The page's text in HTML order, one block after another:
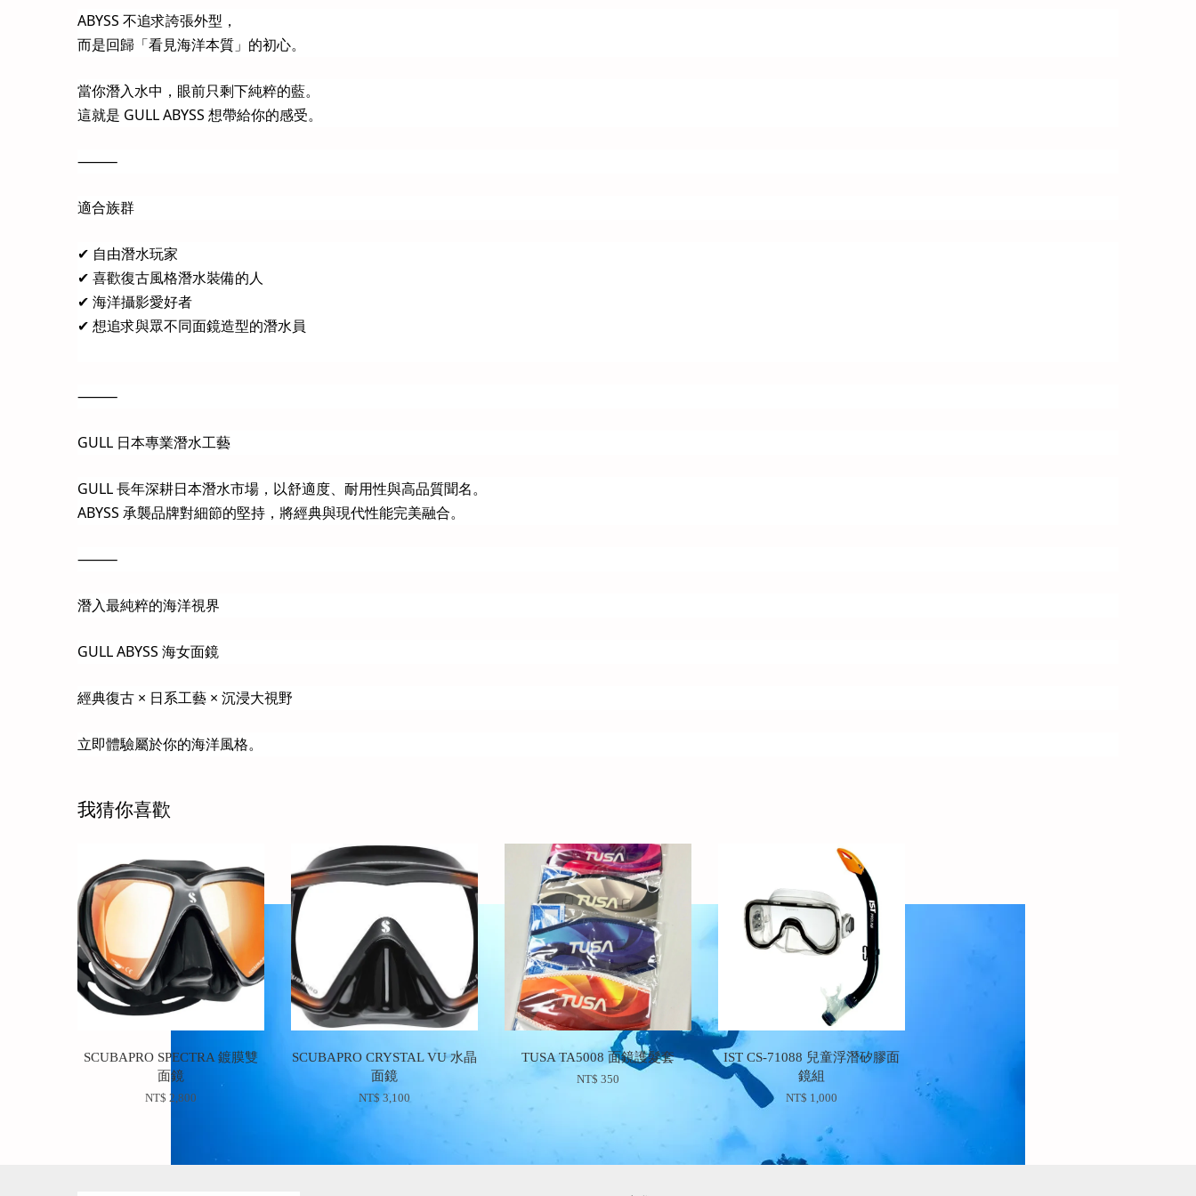
ABYSS 不追求誇張外型，
而是回歸「看見海洋本質」的初心。
當你潛入水中，眼前只剩下純粹的藍。
這就是 GULL ABYSS 想帶給你的感受。
⸻
適合族群
✔ 自由潛水玩家
✔ 喜歡復古風格潛水裝備的人
✔ 海洋攝影愛好者
✔ 想追求與眾不同面鏡造型的潛水員
⸻
GULL 日本專業潛水工藝
GULL 長年深耕日本潛水市場，以舒適度、耐用性與高品質聞名。
ABYSS 承襲品牌對細節的堅持，將經典與現代性能完美融合。
⸻
潛入最純粹的海洋視界
GULL ABYSS 海女面鏡
經典復古 × 日系工藝 × 沉浸大視野
立即體驗屬於你的海洋風格。
我猜你喜歡
SCUBAPRO SPECTRA 鍍膜雙
面鏡
NT$ 2,800
SCUBAPRO CRYSTAL VU 水晶
面鏡
NT$ 3,100
TUSA TA5008 面鏡護髮套
NT$ 350
IST CS-71088 兒童浮潛矽膠面
鏡組
NT$ 1,000